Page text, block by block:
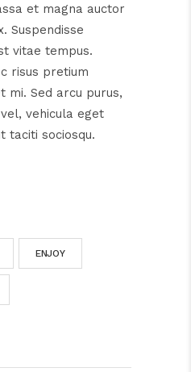
et magna auctor
Suspendisse
vitae tempus.
risus pretium
mi. Sed arcu purus,
vehicula eget
taciti sociosqu.
ENJOY